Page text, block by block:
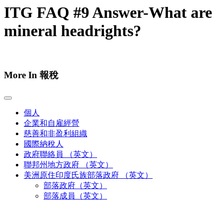
ITG FAQ #9 Answer-What are
mineral headrights?
More In 報稅
個人
企業和自雇經營
慈善和非盈利組織
國際納稅人
政府聯絡員 （英文）
聯邦州地方政府 （英文）
美洲原住印度氏族部落政府 （英文）
部落政府（英文）
部落成員（英文）